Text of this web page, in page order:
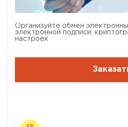
Организуйте обмен
электронной подписи,
настроек